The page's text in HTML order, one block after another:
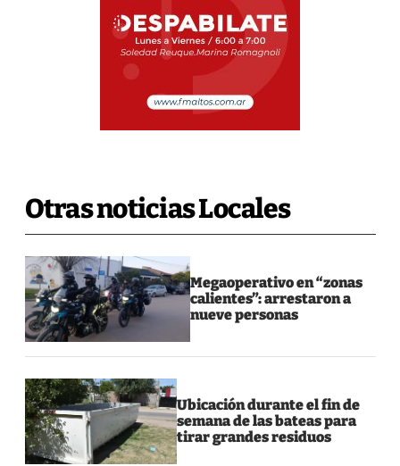
Otras noticias Locales
Megaoperativo en “zonas
calientes”: arrestaron a
nueve personas
Ubicación durante el fin de
semana de las bateas para
tirar grandes residuos